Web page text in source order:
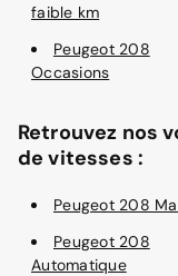
faible km
Peugeot 208
Occasions
Retrouvez nos
de vitesses :
Peugeot 208
Peugeot 208
Automatique